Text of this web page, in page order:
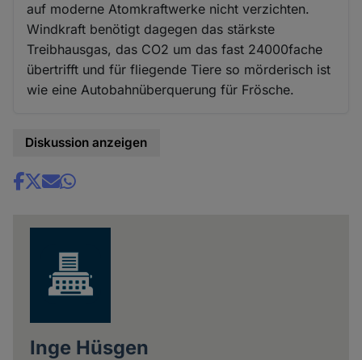
auf moderne Atomkraftwerke nicht verzichten.
Windkraft benötigt dagegen das stärkste
Treibhausgas, das CO2 um das fast 24000fache
übertrifft und für fliegende Tiere so mörderisch ist
wie eine Autobahnüberquerung für Frösche.
Diskussion anzeigen
Share
Inge Hüsgen